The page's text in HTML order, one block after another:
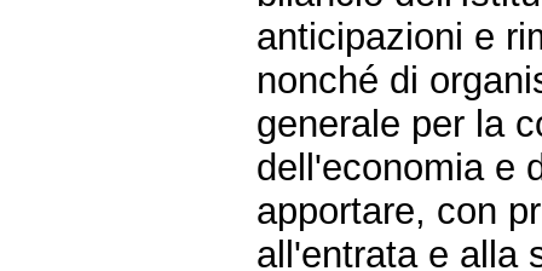
anticipazioni e
nonché di
generale per la
dell'economia e
apportare, con
all'entrata e alla